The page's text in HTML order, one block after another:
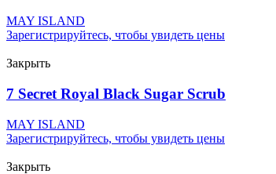
MAY ISLAND
Зарегистрируйтесь, чтобы увидеть цены
Закрыть
7 Secret Royal Black Sugar Scrub
MAY ISLAND
Зарегистрируйтесь, чтобы увидеть цены
Закрыть